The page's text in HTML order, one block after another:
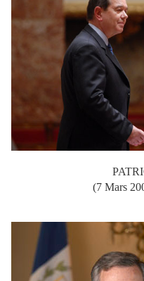
(7 Mars